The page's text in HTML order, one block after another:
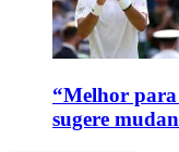
“Melhor
sugere